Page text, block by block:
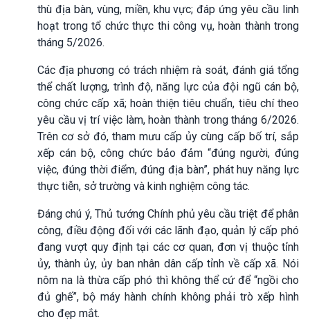
thù địa bàn, vùng, miền, khu vực; đáp ứng yêu cầu linh
hoạt trong tổ chức thực thi công vụ, hoàn thành trong
tháng 5/2026.
Các địa phương có trách nhiệm rà soát, đánh giá tổng
thể chất lượng, trình độ, năng lực của đội ngũ cán bộ,
công chức cấp xã; hoàn thiện tiêu chuẩn, tiêu chí theo
yêu cầu vị trí việc làm, hoàn thành trong tháng 6/2026.
Trên cơ sở đó, tham mưu cấp ủy cùng cấp bố trí, sắp
xếp cán bộ, công chức bảo đảm “đúng người, đúng
việc, đúng thời điểm, đúng địa bàn”, phát huy năng lực
thực tiễn, sở trường và kinh nghiệm công tác.
Đáng chú ý, Thủ tướng Chính phủ yêu cầu triệt để phân
công, điều động đối với các lãnh đạo, quản lý cấp phó
đang vượt quy định tại các cơ quan, đơn vị thuộc tỉnh
ủy, thành ủy, ủy ban nhân dân cấp tỉnh về cấp xã. Nói
nôm na là thừa cấp phó thì không thể cứ để “ngồi cho
đủ ghế”, bộ máy hành chính không phải trò xếp hình
cho đẹp mắt.